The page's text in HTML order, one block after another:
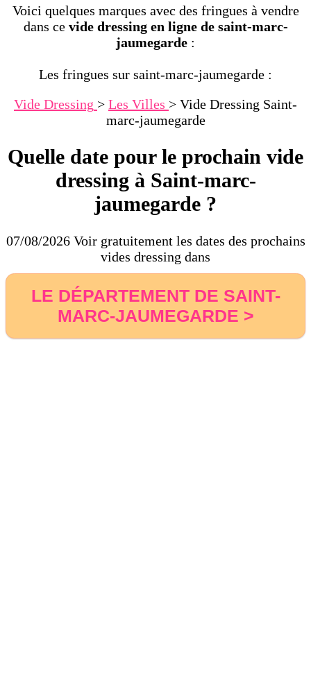
Voici quelques marques avec des fringues à vendre
dans ce vide dressing en ligne de saint-marc-
jaumegarde :
Les fringues sur saint-marc-jaumegarde :
Vide Dressing > Les Villes > Vide Dressing Saint-
marc-jaumegarde
Quelle date pour le prochain vide
dressing à Saint-marc-
jaumegarde ?
07/08/2026 Voir gratuitement les dates des prochains
vides dressing dans
LE DÉPARTEMENT DE SAINT-
MARC-JAUMEGARDE